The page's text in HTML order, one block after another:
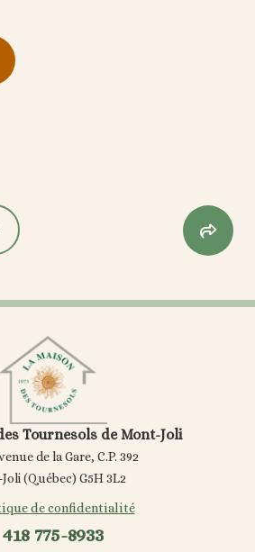

Tournesols de Mont-Joli
de la Gare, C.P. 392
(Québec) G5H 3L2
de confidentialité
418 775-8933